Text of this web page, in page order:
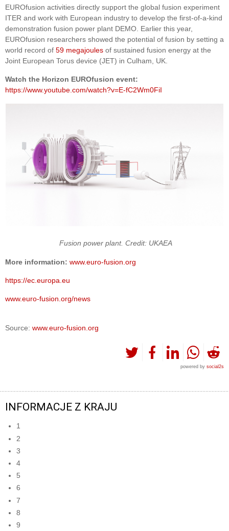
EUROfusion activities directly support the global fusion experiment
ITER and work with European industry to develop the first-of-a-kind
demonstration fusion power plant DEMO. Earlier this year,
EUROfusion researchers showed the potential of fusion by setting a
world record of 59 megajoules of sustained fusion energy at the
Joint European Torus device (JET) in Culham, UK.
Watch the Horizon EUROfusion event:
https://www.youtube.com/watch?v=E-fC2Wm0FiI
Fusion power plant. Credit: UKAEA
More information: www.euro-fusion.org
https://ec.europa.eu
www.euro-fusion.org/news
Source: www.euro-fusion.org
powered by social2s
INFORMACJE Z KRAJU
1
2
3
4
5
6
7
8
9